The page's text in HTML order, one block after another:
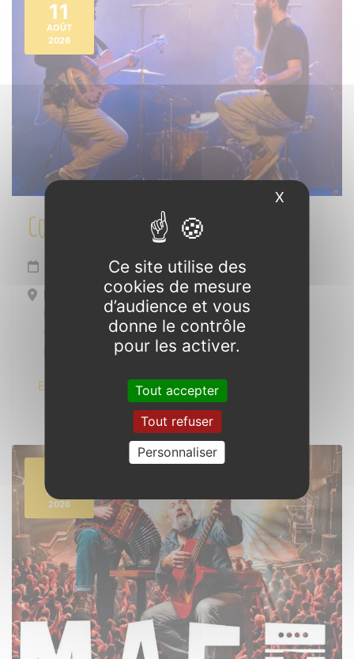
11
AOÛT
2026
Concert : BAGDENA FOLI
Mardi 11 août de 18h30 à 21h30
Mardis de Maxent Fête
Espace Arbenn
face à la mairie
En savoir plus
AOÛT
2026
Ce site utilise des
cookies de mesure
d’audience et vous
donne le contrôle
pour les activer.
Tout accepter
Tout refuser
Personnaliser
X Masquer